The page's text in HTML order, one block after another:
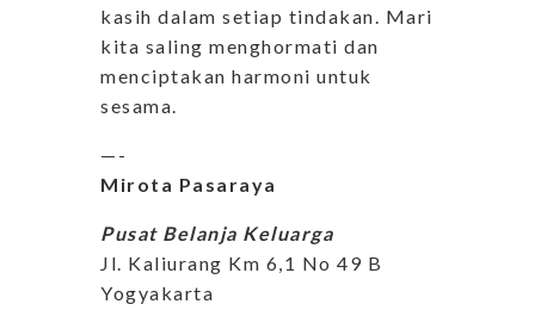
kasih dalam setiap tindakan. Mari
kita saling menghormati dan
menciptakan harmoni untuk
sesama.
—-
Mirota Pasaraya
Pusat Belanja Keluarga
Jl. Kaliurang Km 6,1 No 49 B
Yogyakarta